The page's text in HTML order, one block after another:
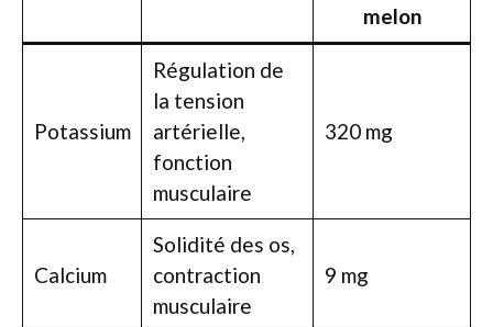
melon
Potassium
Régulation de
la tension
artérielle,
fonction
musculaire
320 mg
Calcium
Solidité des os,
contraction
musculaire
9 mg